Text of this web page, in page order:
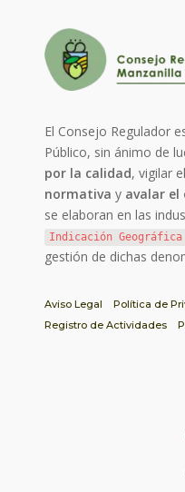
El Consejo Regulador
Público, sin ánimo de
por la calidad, vigilar el
normativa y avalar el
se elaboran en las
Indicación
gestión de dichas
Aviso Legal Política de
Registro de Actividades